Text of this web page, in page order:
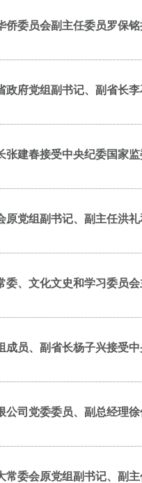
侨委员会副主任委员罗保
政府党组副书记、副省长
张建春接受中央纪委国家
原党组副书记、副主任洪
委、文化文史和学习委员
成员、副省长杨子兴接受
公司党委委员、副总经理
常委会原党组副书记、副